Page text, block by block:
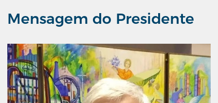
Mensagem do Presidente